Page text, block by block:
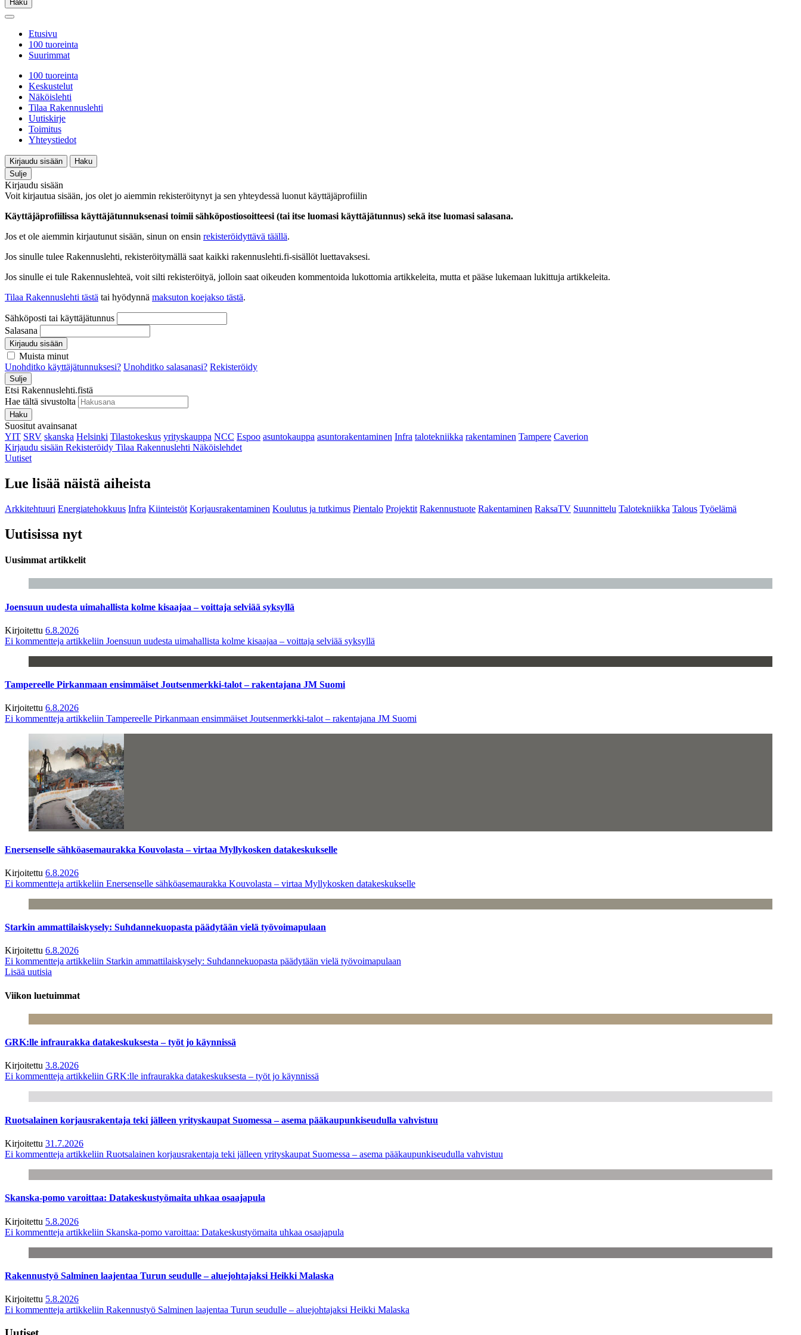
Haku
Etusivu
100 tuoreinta
Suurimmat
100 tuoreinta
Keskustelut
Näköislehti
Tilaa Rakennuslehti
Uutiskirje
Toimitus
Yhteystiedot
Kirjaudu sisään
Haku
Sulje
Kirjaudu sisään
Voit kirjautua sisään, jos olet jo aiemmin rekisteröitynyt ja sen yhteydessä luonut käyttäjäprofiilin
Käyttäjäprofiilissa käyttäjätunnuksenasi toimii sähköpostiosoitteesi (tai itse luomasi käyttäjätunnus) sekä itse luomasi salasana.
Jos et ole aiemmin kirjautunut sisään, sinun on ensin rekisteröidyttävä täällä.
Jos sinulle tulee Rakennuslehti, rekisteröitymällä saat kaikki rakennuslehti.fi-sisällöt luettavaksesi.
Jos sinulle ei tule Rakennuslehteä, voit silti rekisteröityä, jolloin saat oikeuden kommentoida lukottomia artikkeleita, mutta et pääse lukemaan lukittuja artikkeleita.
Tilaa Rakennuslehti tästä tai hyödynnä maksuton koejakso tästä.
Sähköposti tai käyttäjätunnus
Salasana
Kirjaudu sisään
Muista minut
Unohditko käyttäjätunnuksesi? Unohditko salasanasi? Rekisteröidy
Sulje
Etsi Rakennuslehti.fistä
Hae tältä sivustolta
Haku
Suositut avainsanat
YIT SRV skanska Helsinki Tilastokeskus yrityskauppa NCC Espoo asuntokauppa asuntorakentaminen Infra talotekniikka rakentaminen Tampere Caverion
Kirjaudu sisään Rekisteröidy Tilaa Rakennuslehti Näköislehdet
Uutiset
Lue lisää näistä aiheista
Arkkitehtuuri Energiatehokkuus Infra Kiinteistöt Korjausrakentaminen Koulutus ja tutkimus Pientalo Projektit Rakennustuote Rakentaminen RaksaTV Suunnittelu Talotekniikka Talous Työelämä
Uutisissa nyt
Uusimmat artikkelit
Joensuun uudesta uimahallista kolme kisaajaa – voittaja selviää syksyllä
Kirjoitettu 6.8.2026
Ei kommentteja artikkeliin Joensuun uudesta uimahallista kolme kisaajaa – voittaja selviää syksyllä
Tampereelle Pirkanmaan ensimmäiset Joutsenmerkki-talot – rakentajana JM Suomi
Kirjoitettu 6.8.2026
Ei kommentteja artikkeliin Tampereelle Pirkanmaan ensimmäiset Joutsenmerkki-talot – rakentajana JM Suomi
Enersenselle sähköasemaurakka Kouvolasta – virtaa Myllykosken datakeskukselle
Kirjoitettu 6.8.2026
Ei kommentteja artikkeliin Enersenselle sähköasemaurakka Kouvolasta – virtaa Myllykosken datakeskukselle
Starkin ammattilaiskysely: Suhdannekuopasta päädytään vielä työvoimapulaan
Kirjoitettu 6.8.2026
Ei kommentteja artikkeliin Starkin ammattilaiskysely: Suhdannekuopasta päädytään vielä työvoimapulaan
Lisää uutisia
Viikon luetuimmat
GRK:lle infraurakka datakeskuksesta – työt jo käynnissä
Kirjoitettu 3.8.2026
Ei kommentteja artikkeliin GRK:lle infraurakka datakeskuksesta – työt jo käynnissä
Ruotsalainen korjausrakentaja teki jälleen yrityskaupat Suomessa – asema pääkaupunkiseudulla vahvistuu
Kirjoitettu 31.7.2026
Ei kommentteja artikkeliin Ruotsalainen korjausrakentaja teki jälleen yrityskaupat Suomessa – asema pääkaupunkiseudulla vahvistuu
Skanska-pomo varoittaa: Datakeskustyömaita uhkaa osaajapula
Kirjoitettu 5.8.2026
Ei kommentteja artikkeliin Skanska-pomo varoittaa: Datakeskustyömaita uhkaa osaajapula
Rakennustyö Salminen laajentaa Turun seudulle – aluejohtajaksi Heikki Malaska
Kirjoitettu 5.8.2026
Ei kommentteja artikkeliin Rakennustyö Salminen laajentaa Turun seudulle – aluejohtajaksi Heikki Malaska